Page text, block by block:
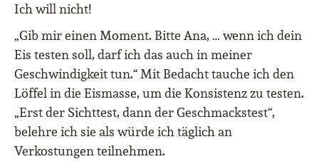
Ich will nicht!
„Gib mir einen Moment. Bitte Ana, … wenn ich dein
Eis testen soll, darf ich das auch in meiner
Geschwindigkeit tun.“ Mit Bedacht tauche ich den
Löffel in die Eismasse, um die Konsistenz zu testen.
„Erst der Sichttest, dann der Geschmackstest“,
belehre ich sie als würde ich täglich an
Verkostungen teilnehmen.